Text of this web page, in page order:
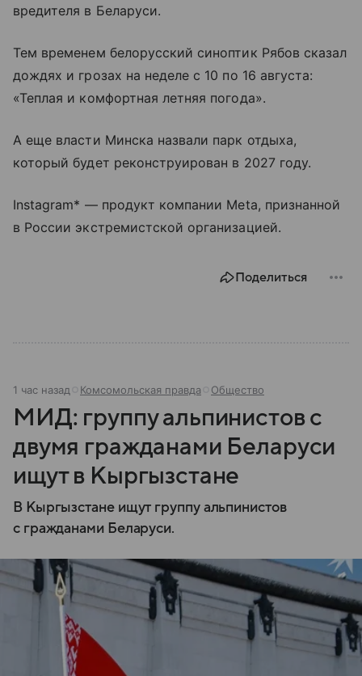
вредителя в Беларуси.
Тем временем белорусский синоптик Рябов сказал
дождях и грозах на неделе с 10 по 16 августа:
«Теплая и комфортная летняя погода».
А еще власти Минска назвали парк отдыха,
который будет реконструирован в 2027 году.
Instagram* — продукт компании Meta, признанной
в России экстремистской организацией.
Поделиться
1 час назад Комсомольская правда Общество
МИД: группу альпинистов с
двумя гражданами Беларуси
ищут в Кыргызстане
В Кыргызстане ищут группу альпинистов
с гражданами Беларуси.